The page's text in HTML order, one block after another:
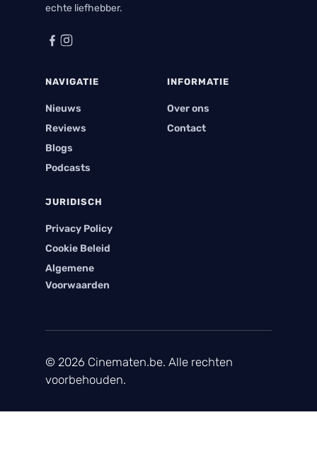
echte liefhebber.
NAVIGATIE
Nieuws
Reviews
Blogs
Podcasts
INFORMATIE
Over ons
Contact
JURIDISCH
Privacy Policy
Cookie Beleid
Algemene
Voorwaarden
© 2026 Cinematen.be. Alle rechten
voorbehouden.